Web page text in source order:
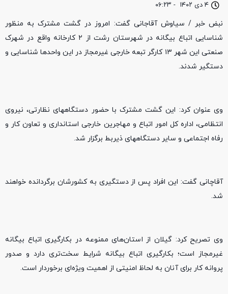
۴ دی ۱۴۰۲ - ۰۶:۲۳
نبض خبر / سیاوش آقاجانی گفت: امروز در گشت مشترک به منظور
شناسایی اتباع بیگانه در شهرستان رشت از ۲ کارخانه واقع در شهرک
صنعتی این شهر ۱۳ کارگر تبعه خارجی غیرمجاز در این واحدها شناسایی و
دستگیر شدند.
وی عنوان کرد: این گشت مشترک با حضور دستگاههای نظارتی، نیروی
انتظامی، اداره کل امور اتباع و مهاجرین خارجی استانداری و تعاون کار و
رفاه اجتماعی و سایر دستگاههای ذیربط برگزار شد.
آقاچانی گفت: این افراد پس از دستگیری به کشورشان برگردانده خواهند
شد.
وی تصریح کرد: گیلان از استان‌های ممنوعه در بکارگیری اتباع بیگانه
غیرمجاز است؛ بکارگیری اتباع بیگانه شرایط سخت‌تری دارد و صدور
پروانه کار برای آنان به لحاظ امنیتی از اهمیت ویژه‌ای برخوردار است.